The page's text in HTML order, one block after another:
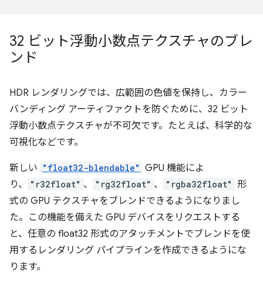
32 ビット浮動小数点テクスチャのブレ
ンド
HDR レンダリングでは、広範囲の色値を保持し、カラー
バンディング アーティファクトを防ぐために、32 ビット
浮動小数点テクスチャが不可欠です。たとえば、科学的な
可視化などです。
新しい "float32-blendable" GPU 機能によ
り、
"r32float" 、 "rg32float" 、 "rgba32float" 形
式の GPU テクスチャをブレンドできるようになりまし
た。この機能を備えた GPU デバイスをリクエストする
と、任意の float32 形式のアタッチメントでブレンドを使
用するレンダリング パイプラインを作成できるようにな
ります。